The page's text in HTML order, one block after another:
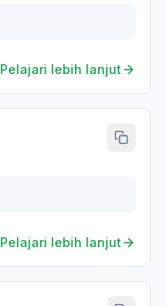
Pelajari lebih lanjut
Pelajari lebih lanjut